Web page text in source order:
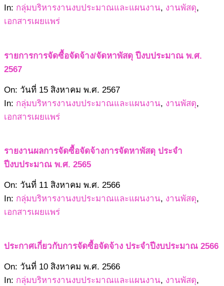
07-
11
In: กลุ่มบริหารงานงบประมาณและแผนงาน, งานพัสดุ,
เอกสารเผยแพร่
รายการการจัดซื้อจัดจ้าง/จัดหาพัสดุ ปีงบประมาณ พ.ศ.
2567
2567-
08-
15
On: วันที่ 15 สิงหาคม พ.ศ. 2567
In: กลุ่มบริหารงานงบประมาณและแผนงาน, งานพัสดุ,
เอกสารเผยแพร่
รายงานผลการจัดซื้อจัดจ้างการจัดหาพัสดุ ประจำ
ปีงบประมาณ พ.ศ. 2565
2566-
08-
11
On: วันที่ 11 สิงหาคม พ.ศ. 2566
In: กลุ่มบริหารงานงบประมาณและแผนงาน, งานพัสดุ,
เอกสารเผยแพร่
ประกาศเกี่ยวกับการจัดซื้อจัดจ้าง ประจำปีงบประมาณ 2566
2566-
08-
On: วันที่ 10 สิงหาคม พ.ศ. 2566
In: กลุ่มบริหารงานงบประมาณและแผนงาน, งานพัสดุ,